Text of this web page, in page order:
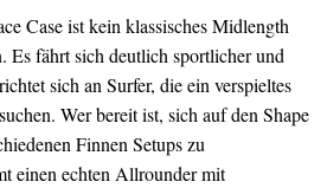
Case ist kein klassisches Midlength
Es fährt sich deutlich sportlicher und
sich an Surfer, die ein verspieltes
Wer bereit ist, sich auf den Shape
Finnen Setups zu
einen echten Allrounder mit